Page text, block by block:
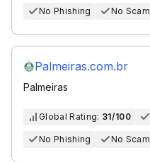
No Phishing No Scam
Palmeiras.com.br
Palmeiras
Global Rating: 31/100
No Phishing No Scam